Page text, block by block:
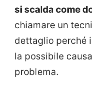
si scalda come
chiamare un
dettaglio perché
la possibile
problema.